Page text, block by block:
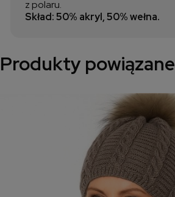
z polaru.
Skład: 50% akryl, 50% wełna.
Produkty powiązane